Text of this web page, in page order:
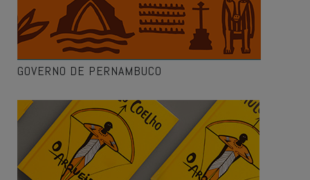
GOVERNO DE PERNAMBUCO